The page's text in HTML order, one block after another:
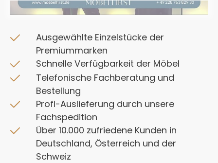
Ausgewählte Einzelstücke der
Premiummarken
Schnelle Verfügbarkeit der Möbel
Telefonische Fachberatung und
Bestellung
Profi-Auslieferung durch unsere
Fachspedition
Über 10.000 zufriedene Kunden in
Deutschland, Österreich und der
Schweiz